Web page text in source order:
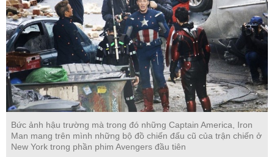
Bức ảnh hậu trường mà trong đó những Captain America, Iron
Man mang trên mình những bộ đồ chiến đấu cũ của trận chiến ở
New York trong phần phim Avengers đầu tiên